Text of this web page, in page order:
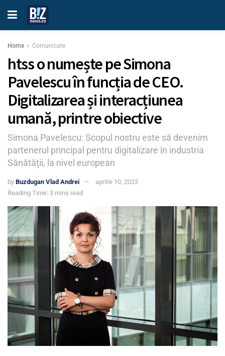
Home Comunicate
htss o numește pe Simona
Pavelescu în funcția de CEO.
Digitalizarea și interacțiunea
umană, printre obiective
Simona Pavelescu: Scopul nostru este să devenim
partenerul principal pentru digitalizare în industria
Sănătății, la nivel european
by Buzdugan Vlad Andrei
aprilie 10, 2023
Reading Time: 3 mins read